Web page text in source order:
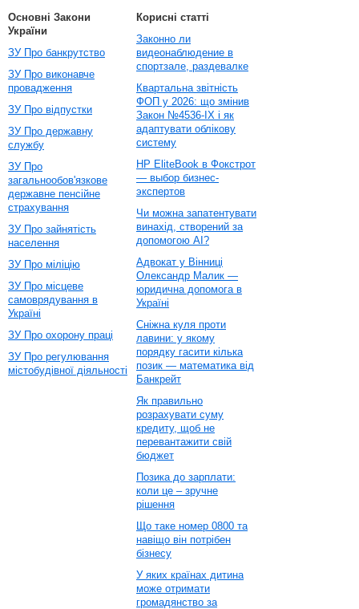
Основні Закони
України
ЗУ Про банкрутство
ЗУ Про виконавче
провадження
ЗУ Про відпустки
ЗУ Про державну
службу
ЗУ Про
загальнообов'язкове
державне пенсійне
страхування
ЗУ Про зайнятість
населення
ЗУ Про міліцію
ЗУ Про місцеве
самоврядування в
Україні
ЗУ Про охорону праці
ЗУ Про регулювання
містобудівної діяльності
Корисні статті
Законно ли
видеонаблюдение в
спортзале, раздевалке
Квартальна звітність
ФОП у 2026: що змінив
Закон №4536-IX і як
адаптувати облікову
систему
HP EliteBook в Фокстрот
— выбор бизнес-
экспертов
Чи можна запатентувати
винахід, створений за
допомогою AI?
Адвокат у Вінниці
Олександр Малик —
юридична допомога в
Україні
Сніжна куля проти
лавини: у якому
порядку гасити кілька
позик — математика від
Банкрейт
Як правильно
розрахувати суму
кредиту, щоб не
перевантажити свій
бюджет
Позика до зарплати:
коли це – зручне
рішення
Що таке номер 0800 та
навіщо він потрібен
бізнесу
У яких країнах дитина
може отримати
громадянство за